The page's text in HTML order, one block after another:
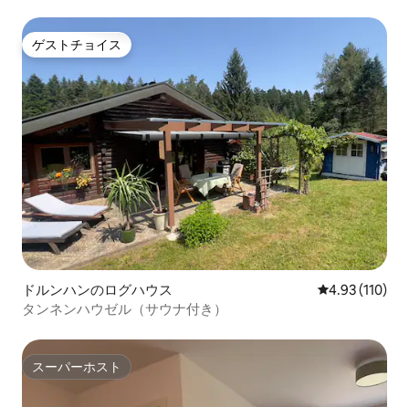
ゲストチョイス
ゲストチョイス
ドルンハンのログハウス レビュー110
4.93 (110)
タンネンハウゼル（サウナ付き）
スーパーホスト
スーパーホスト